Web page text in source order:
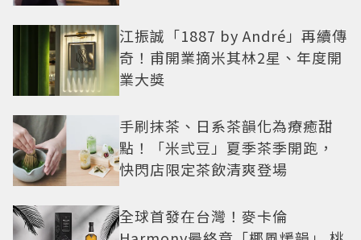
江振誠「1887 by André」再續傳
奇！甫開業摘米其林2星、年度開
業大獎
手刷抹茶、日系茶韻化為療癒甜
點！「米弎豆」夏季茶季開跑，
快閃店限定茶飲清爽登場
全球首發在台灣！麥卡倫